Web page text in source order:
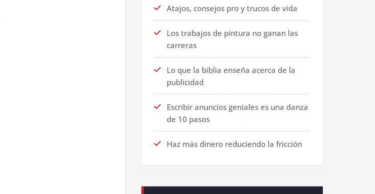
Atajos, consejos pro y trucos de vida
Los trabajos de pintura no ganan las
carreras
Lo que la biblia enseña acerca de la
publicidad
Escribir anuncios geniales es una danza
de 10 pasos
Haz más dinero reduciendo la fricción